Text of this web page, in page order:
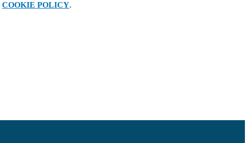
COOKIE POLICY.